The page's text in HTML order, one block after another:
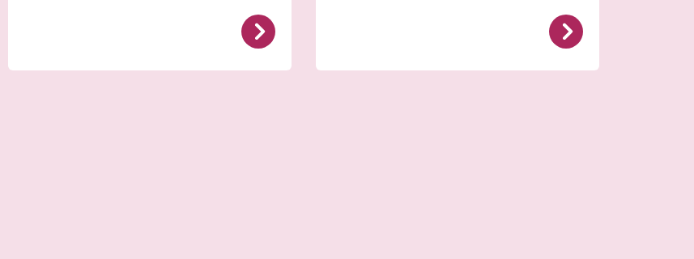
kurser/konst-och-textila-kurser/konstkursen//fornby/kurser/textila-distanskurser/textilt-entreprenorskap-ar-1/